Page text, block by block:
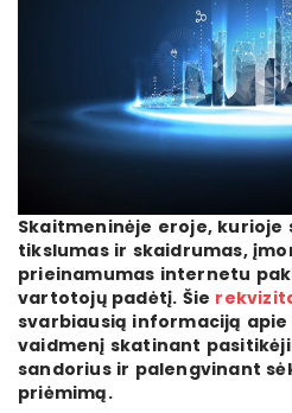
Skaitmeninėje eroje,
tikslumas ir skaidrumas,
prieinamumas internetu
vartotojų padėtį. Šie
svarbiausią informaciją
vaidmenį skatinant
sandorius ir palengvinant
priėmimą.